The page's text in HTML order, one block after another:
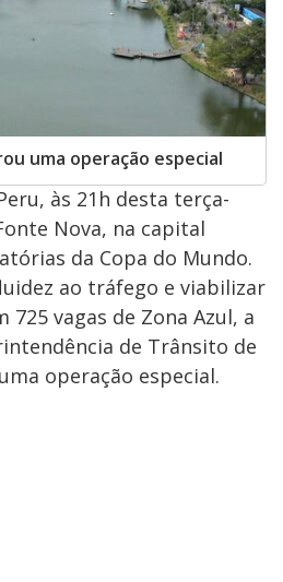
uma operação especial
às 21h desta terça-
Nova, na capital
da Copa do Mundo.
ao tráfego e viabilizar
vagas de Zona Azul, a
de Trânsito de
operação especial.